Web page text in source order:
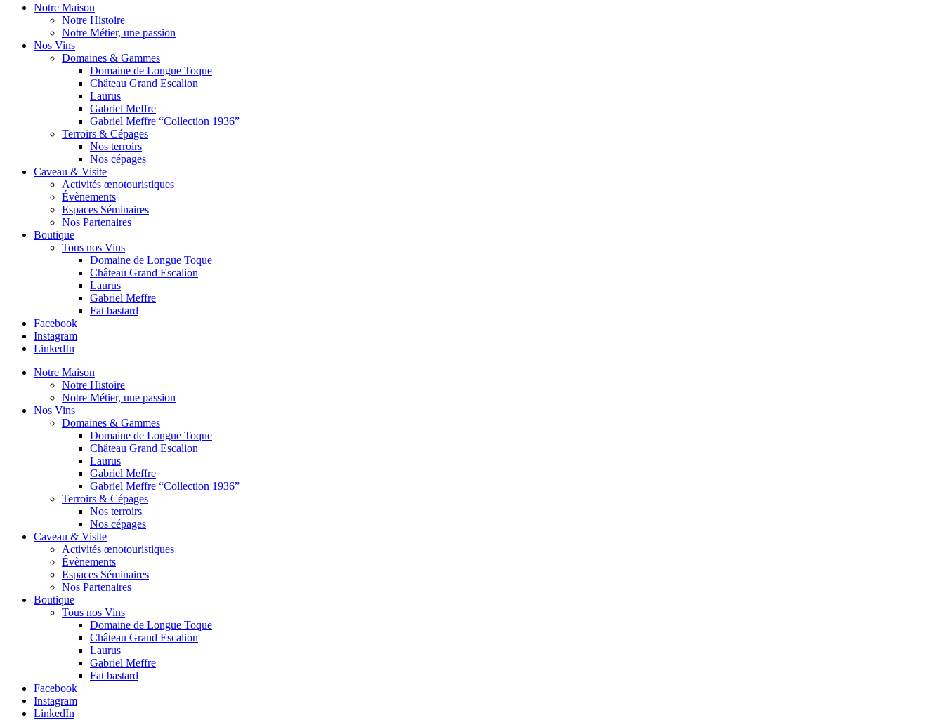
Notre Maison
Notre Histoire
Notre Métier, une passion
Nos Vins
Domaines & Gammes
Domaine de Longue Toque
Château Grand Escalion
Laurus
Gabriel Meffre
Gabriel Meffre “Collection 1936”
Terroirs & Cépages
Nos terroirs
Nos cépages
Caveau & Visite
Activités œnotouristiques
Évènements
Espaces Séminaires
Nos Partenaires
Boutique
Tous nos Vins
Domaine de Longue Toque
Château Grand Escalion
Laurus
Gabriel Meffre
Fat bastard
Facebook
Instagram
LinkedIn
Notre Maison
Notre Histoire
Notre Métier, une passion
Nos Vins
Domaines & Gammes
Domaine de Longue Toque
Château Grand Escalion
Laurus
Gabriel Meffre
Gabriel Meffre “Collection 1936”
Terroirs & Cépages
Nos terroirs
Nos cépages
Caveau & Visite
Activités œnotouristiques
Évènements
Espaces Séminaires
Nos Partenaires
Boutique
Tous nos Vins
Domaine de Longue Toque
Château Grand Escalion
Laurus
Gabriel Meffre
Fat bastard
Facebook
Instagram
LinkedIn